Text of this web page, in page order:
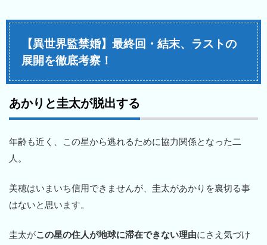
【異世界監禁婚】最終回・結末、ラストの
展開を徹底考察！
あかりと圭太が脱出する
年齢も近く、この星から逃れるために協力関係となった二
人。
美穂はいまいち信用できませんが、圭太があかりを裏切る事
はないと思います。
圭太がこの星の住人が地球に滞在できない理由にさえ気づけ